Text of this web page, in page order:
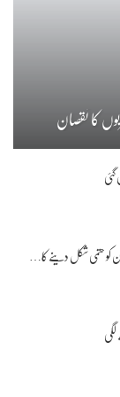
کا نقصان
کو حتمی شکل دینے کا…
لگی